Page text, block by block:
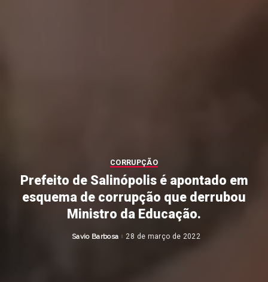
CORRUPÇÃO
Prefeito de Salinópolis é apontado em
esquema de corrupção que derrubou
Ministro da Educação.
Posted
Savio Barbosa 28 de março de 2022